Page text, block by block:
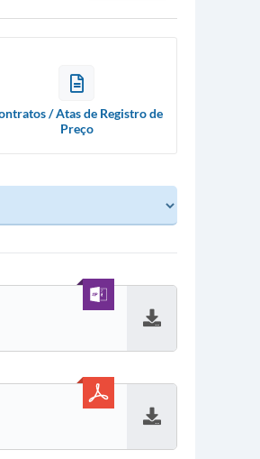
/ Atas de Registro de
Preço